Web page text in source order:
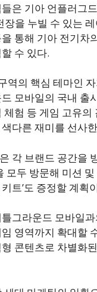
은 기아 언플러그
장을 누빌 수 있는
통해 기아 전기차
수 있다.
역의 핵심 테마인
모바일의 국내 출
험 등 게임 고유
다른 재미를 선사
각 브랜드 공간을
모두 방문해 미션
트’도 증정할 계획
그라운드 모바일
영역까지 확대할
콘텐츠로 차별화